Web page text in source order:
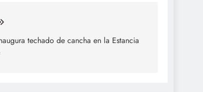
techado de cancha en la Estancia